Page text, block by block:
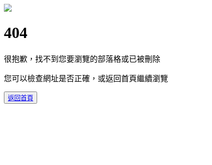
404
很抱歉，找不到您要瀏覽的部落格或已被刪除
您可以檢查網址是否正確，或返回首頁繼續瀏覽
返回首頁